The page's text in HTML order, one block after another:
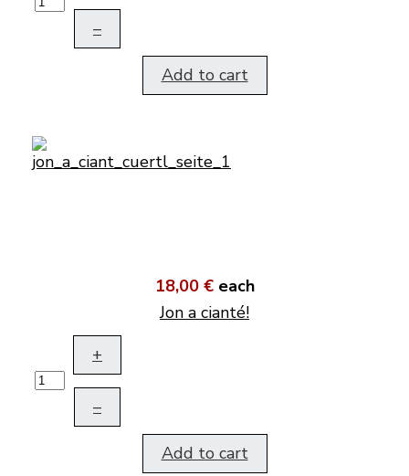
–
Add to cart
18,00 € each
Jon a cianté!
+
–
Add to cart